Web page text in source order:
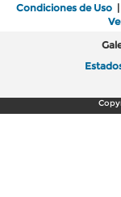
Condiciones de Uso |